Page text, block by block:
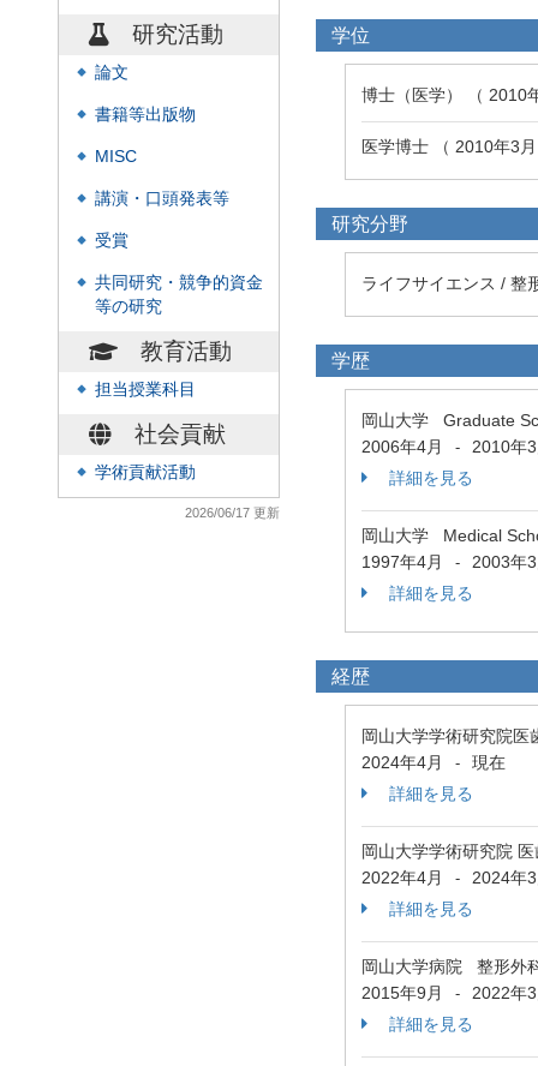
研究活動
◆ 論文
◆ 書籍等出版物
◆ MISC
◆ 講演・口頭発表等
◆ 受賞
◆
共同研究・競争的資金
等の研究
教育活動
◆ 担当授業科目
社会貢献
◆ 学術貢献活動
2026/06/17 更新
学位
博士（医学） （ 2010
医学博士 （ 2010年3
研究分野
ライフサイエンス / 整
学歴
岡山大学 Graduate
2006年4月
-
2010年3
詳細を見る
岡山大学 Medical
1997年4月
-
2003年3
詳細を見る
経歴
岡山大学学術研究院
2024年4月
-
現在
詳細を見る
岡山大学学術研究院
2022年4月
-
2024年3
詳細を見る
岡山大学病院 整形外
2015年9月
-
2022年3
詳細を見る